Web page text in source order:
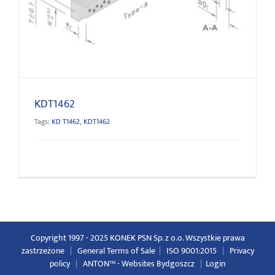
KDT1462
Tags: KD T1462, KDT1462
Copyright 1997 - 2025 KONEK PSN Sp. z o.o. Wszystkie prawa
zastrzeżone | General Terms of Sale | ISO 9001:2015 | Privacy
policy | ANTON™ -Websites Bydgoszcz | Login